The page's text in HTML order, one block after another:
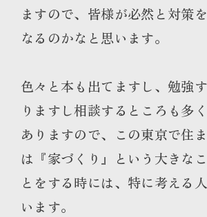
ますので、皆様が必然と対策
なるのかなと思います。
色々と本も出てますし、勉強
りますし相談するところも多く
ありますので、この東京で住
は『家づくり』という大きなこ
とをする時には、特に考える
います。